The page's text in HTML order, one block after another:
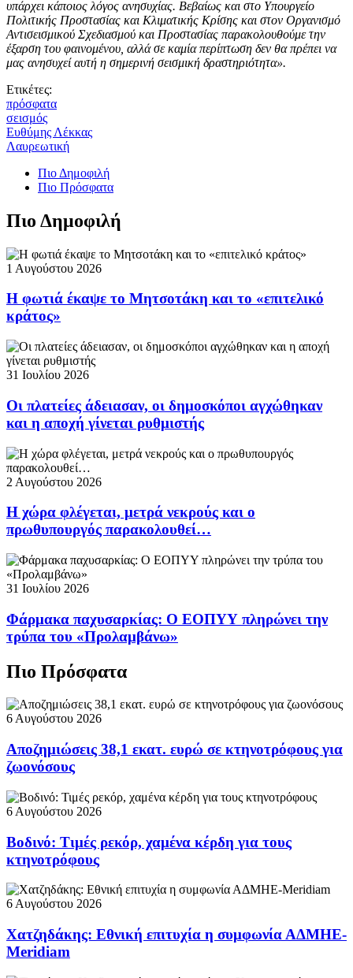
υπάρχει κάποιος λόγος ανησυχίας. Βεβαίως και στο Υπουργείο
Πολιτικής Προστασίας και Κλιματικής Κρίσης και στον Οργανισμό
Αντισεισμικού Σχεδιασμού και Προστασίας παρακολουθούμε την
έξαρση του φαινομένου, αλλά σε καμία περίπτωση δεν θα πρέπει να
μας ανησυχεί αυτή η σημερινή σεισμική δραστηριότητα».
Ετικέτες:
πρόσφατα
σεισμός
Ευθύμης Λέκκας
Λαυρεωτική
Πιο Δημοφιλή
Πιο Πρόσφατα
Πιο Δημοφιλή
1 Αυγούστου 2026
Η φωτιά έκαψε το Μητσοτάκη και το «επιτελικό
κράτος»
31 Ιουλίου 2026
Οι πλατείες άδειασαν, οι δημοσκόποι αγχώθηκαν
και η αποχή γίνεται ρυθμιστής
2 Αυγούστου 2026
Η χώρα φλέγεται, μετρά νεκρούς και ο
πρωθυπουργός παρακολουθεί…
31 Ιουλίου 2026
Φάρμακα παχυσαρκίας: Ο ΕΟΠΥΥ πληρώνει την
τρύπα του «Προλαμβάνω»
Πιο Πρόσφατα
6 Αυγούστου 2026
Αποζημιώσεις 38,1 εκατ. ευρώ σε κτηνοτρόφους για
ζωονόσους
6 Αυγούστου 2026
Βοδινό: Τιμές ρεκόρ, χαμένα κέρδη για τους
κτηνοτρόφους
6 Αυγούστου 2026
Χατζηδάκης: Εθνική επιτυχία η συμφωνία ΑΔΜΗΕ-
Meridiam